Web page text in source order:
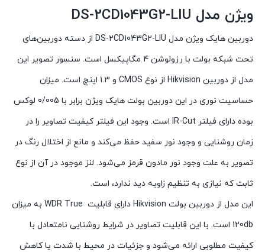
ویژن مدل DS-2CD1043G2-LIU
دوربین هایک ویژن مدل DS-2CD1043G2-LIU از دسته دوربین‌های
تحت شبکه بولت با رزولوشن 4 مگاپیکسل است. سنسور تصویر این
مدل از دوربین Hikvision از نوع CMOS و 1.3 اینچ است. میزان
حساسیت نوری در این دوربین بولت هایک ویژن برابر با 0/005 لوکس
بوده دارای فیلتر IR-Cut است. وجود این فیلتر کیفیت تصاویر را در
زمان روشنایی و وجود نور سفید حفظ می‌کند و مانع از اختلال رنگ در
تصویر به علت وجود نور مادون قرمز می‌شود. لنز موجود در آن از نوع
ثابت که نیازی به تنظیم زاویه دید ندارد، است.
این مدل از دوربین بولت Hikvision دارای قابلیت WDR True به میزان
120db است. با این قابلیت تصاویر در شرایط روشنایی نامتعادل با
کیفیت مطلوبی ارائه می‌شود و جزئیات در محیط با شدت یا کاهش